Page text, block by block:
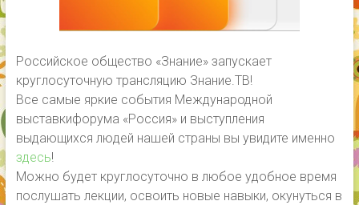
Российское общество «Знание» запускает
круглосуточную трансляцию Знание.ТВ!
Все самые яркие события Международной
выставкифорума «Россия» и выступления
выдающихся людей нашей страны вы увидите именно
здесь!
Можно будет круглосуточно в любое удобное время
послушать лекции, освоить новые навыки, окунуться в